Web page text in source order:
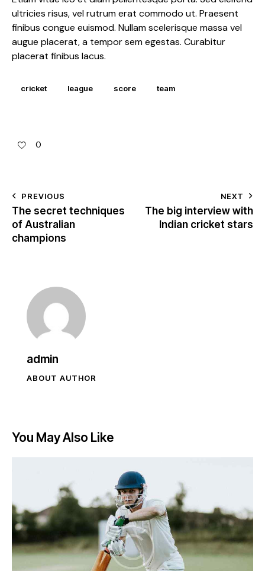
ultricies risus, vel rutrum erat commodo ut. Praesent
finibus congue euismod. Nullam scelerisque massa vel
augue placerat, a tempor sem egestas. Curabitur
placerat finibus lacus.
cricket league score team
0
PREVIOUS
The secret techniques
of Australian
champions
NEXT
The big interview with
Indian cricket stars
admin
ABOUT AUTHOR
You May Also Like